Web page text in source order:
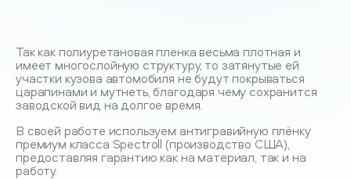
Так как полиуретановая пленка весьма плотная и
имеет многослойную структуру, то затянутые ей
участки кузова автомобиля не будут покрываться
царапинами и мутнеть, благодаря чему сохранится
заводской вид на долгое время.
В своей работе используем антигравийную плёнку
премиум класса Spectroll (производство США),
предоставляя гарантию как на материал, так и на
работу.